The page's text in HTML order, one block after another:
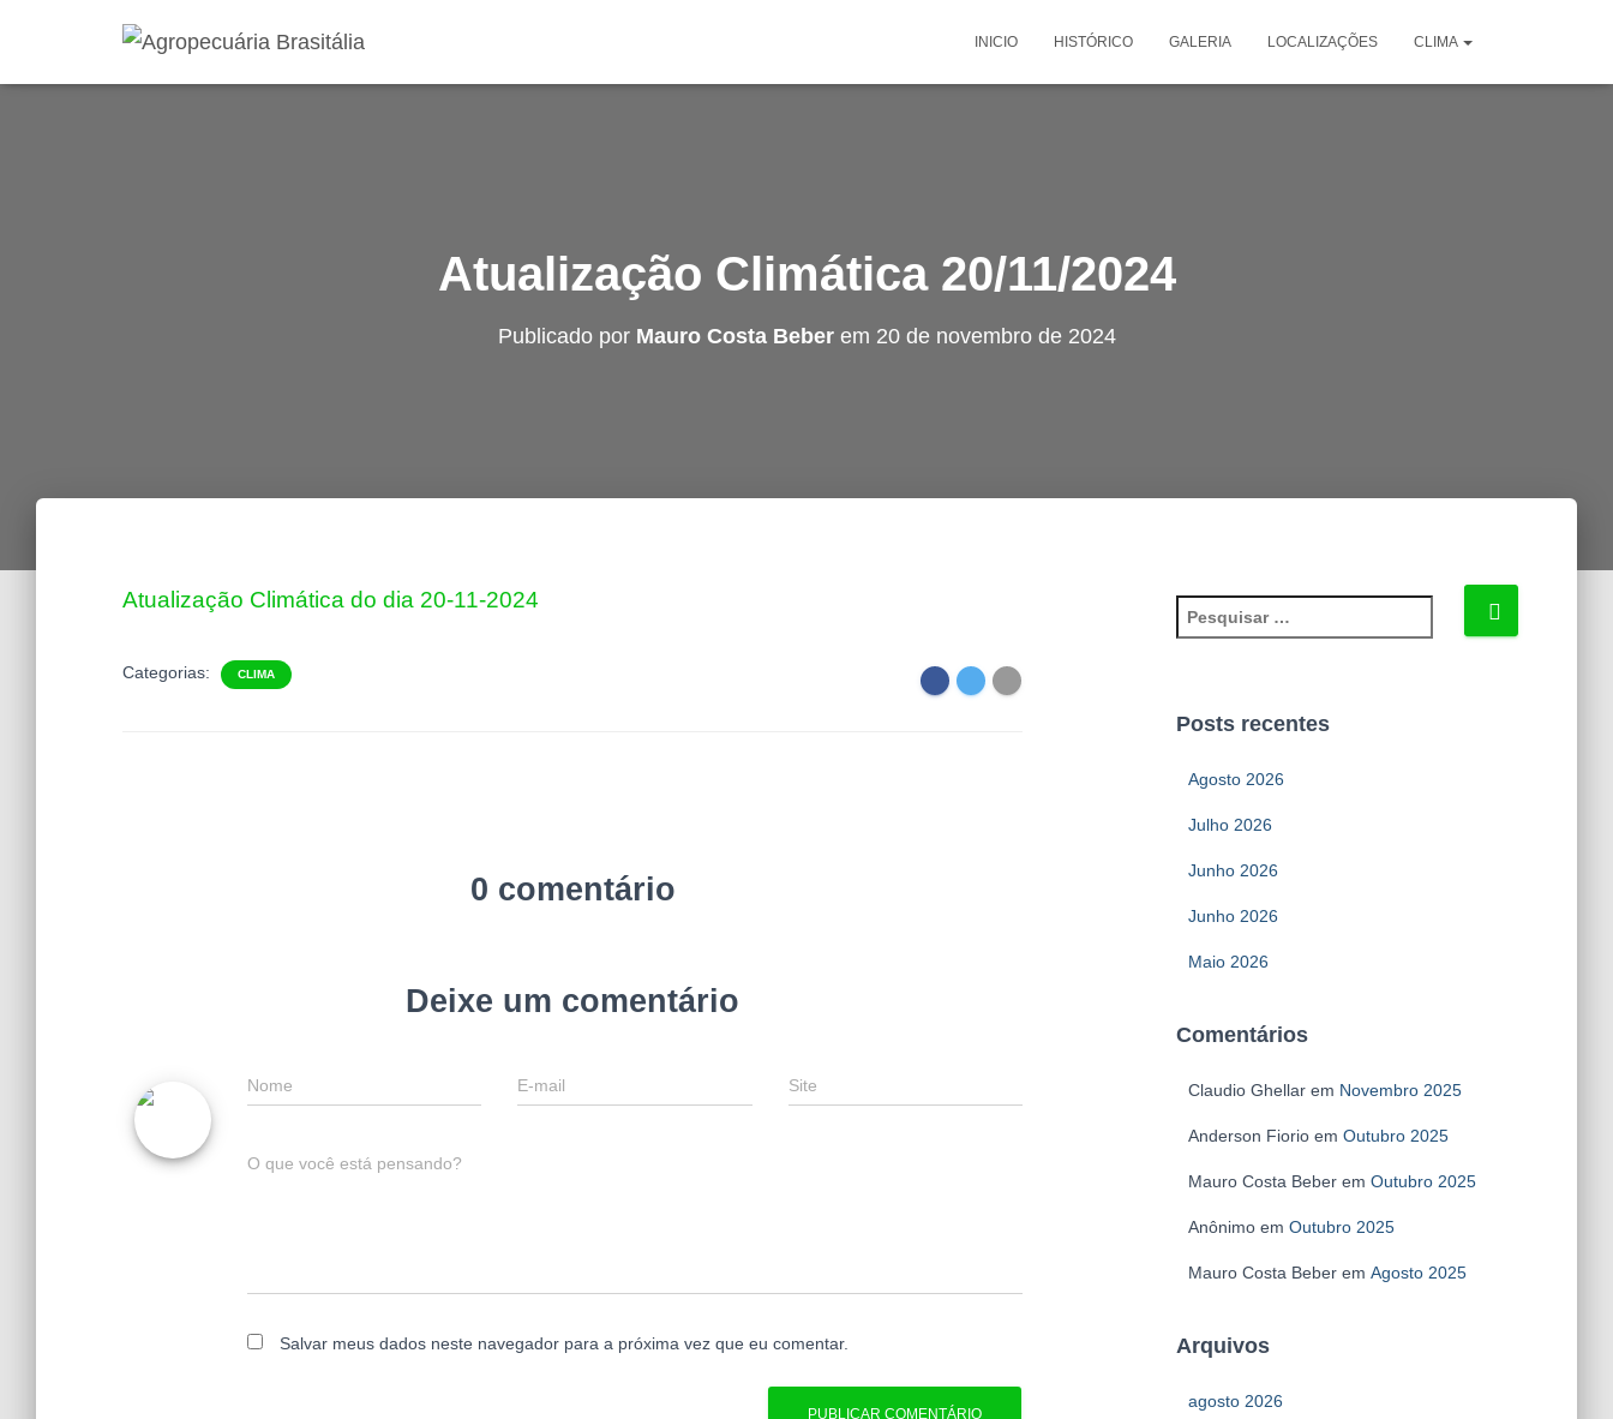
INICIO HISTÓRICO GALERIA LOCALIZAÇÕES CLIMA
Atualização Climática 20/11/2024
Publicado por Mauro Costa Beberem 20 de novembro de 2024
Atualização Climática do dia 20-11-2024
Categorias: CLIMA
0 comentário
Deixe um comentário
Nome E-mail Site
O que você está pensando?
Salvar meus dados neste navegador para a próxima vez que eu comentar.
e
u
Posts recentes
Agosto 2026
Julho 2026
Junho 2026
Junho 2026
Maio 2026
Comentários
Claudio Ghellarem Novembro 2025
Anderson Fiorioem Outubro 2025
Mauro Costa Beberem Outubro 2025
Anônimoem Outubro 2025
Mauro Costa Beberem Agosto 2025
Arquivos
agosto 2026